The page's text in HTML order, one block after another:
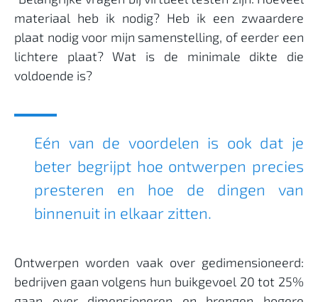
materiaal heb ik nodig? Heb ik een zwaardere
plaat nodig voor mijn samenstelling, of eerder een
lichtere plaat? Wat is de minimale dikte die
voldoende is?
Eén van de voordelen is ook dat je
beter begrijpt hoe ontwerpen precies
presteren en hoe de dingen van
binnenuit in elkaar zitten.
Ontwerpen worden vaak over gedimensioneerd:
bedrijven gaan volgens hun buikgevoel 20 tot 25%